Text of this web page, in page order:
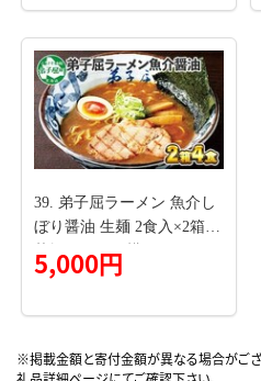
39. 弟子屈ラーメン 魚介し
ぼり醤油 生麺 2食入×2箱
札幌ラーメン横町 らーめん
専門店 醤油 しょうゆ ラー
地 送料無料 北海道 弟子屈
5,000円